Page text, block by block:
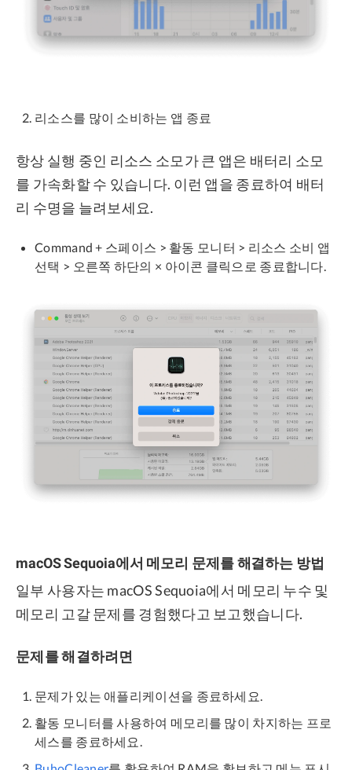
리소스를 많이 소비하는 앱 종료
항상 실행 중인 리소스 소모가 큰 앱은 배터리 소모
를 가속화할 수 있습니다. 이런 앱을 종료하여 배터
리 수명을 늘려보세요.
Command + 스페이스 > 활동 모니터 > 리소스 소비 앱
선택 > 오른쪽 하단의 × 아이콘 클릭으로 종료합니다.
macOS Sequoia에서 메모리 문제를 해결하는 방법
일부 사용자는 macOS Sequoia에서 메모리 누수 및
메모리 고갈 문제를 경험했다고 보고했습니다.
문제를 해결하려면
문제가 있는 애플리케이션을 종료하세요.
활동 모니터를 사용하여 메모리를 많이 차지하는 프로
세스를 종료하세요.